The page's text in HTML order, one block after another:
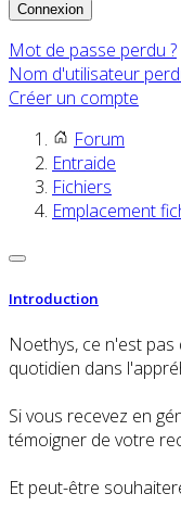
Connexion
Mot de passe perdu ?
Nom d'utilisateur
Créer un compte
Forum
Entraide
Fichiers
Emplacement
Introduction
Noethys, ce n'est
quotidien dans
Si vous recevez en
témoigner de votre
Et peut-être